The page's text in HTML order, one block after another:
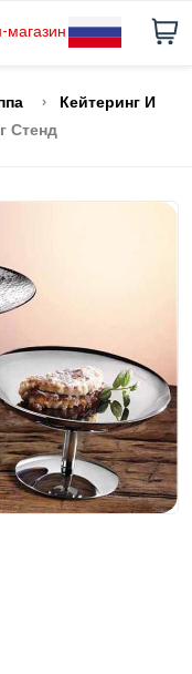
Кейтеринг И
Стенд